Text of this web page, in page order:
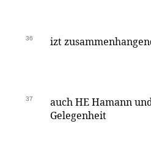
36 izt
37
auch HE Hamann
Gelegenheit